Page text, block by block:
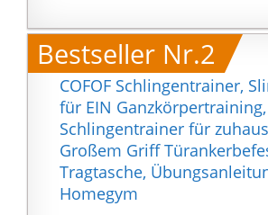
rät besteht aus
hochwertiger
Polyesterfaser
Gurtband. Die
extrem präzise
Bestseller Nr.2
COFOF Schlingentrainer,
für EIN Ganzkörpertraining,
Schlingentrainer für
Großem Griff
Tragtasche,
Homegym